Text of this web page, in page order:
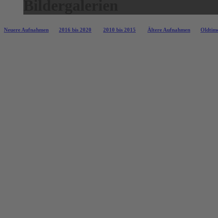
Neuere Aufnahmen 2016 bis 2020 2010 bis 2015 Ältere Aufnahmen